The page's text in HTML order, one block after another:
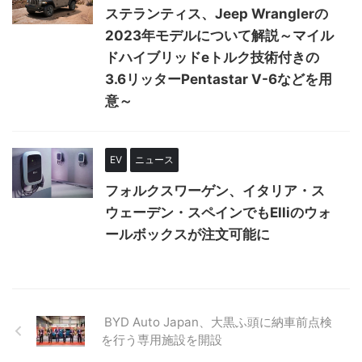
ステランティス、Jeep Wranglerの
2023年モデルについて解説～マイル
ドハイブリッドeトルク技術付きの
3.6リッターPentastar V-6などを用
意～
EV ニュース
フォルクスワーゲン、イタリア・ス
ウェーデン・スペインでもElliのウォ
ールボックスが注文可能に
BYD Auto Japan、大黒ふ頭に納車前点検
を行う専用施設を開設